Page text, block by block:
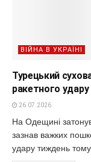
ВІЙНА В УКРАЇНІ
Турецький
ракетного
26.07.2026
На Одещині
зазнав важких
удару тиждень